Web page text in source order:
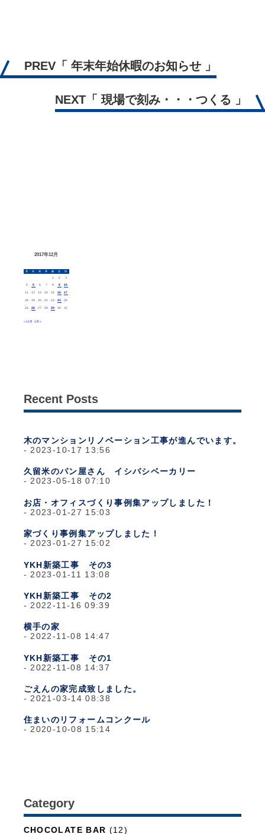
PREV「 年末年始休暇のお知らせ 」
NEXT 「 現場で刻み・・・つくる 」
2017年12月
月 火 水 木 金 土 日
1 2
3
4
5 6 7 8 9 10
11 12 13 14 15 16 17
18 19 20 21 22 23 24
25 26 27 28 29 30 31
« 11月 1月 »
Recent Posts
木のマンションリノベーション工事が進んでいます。
2023-10-17 13:56
久留米のパン屋さん イシバシベーカリー
2023-05-18 07:10
お店・オフィスづくり事例集アップしました！
2023-01-27 15:03
家づくり事例集アップしました！
2023-01-27 15:02
YKH新築工事 その3
2023-01-11 13:08
YKH新築工事 その2
2022-11-16 09:39
横手の家
2022-11-08 14:47
YKH新築工事 その1
2022-11-08 14:37
ごえんの家完成致しました。
2021-03-14 08:38
住まいのリフォームコンクール
2020-10-08 15:14
Category
CHOCOLATE BAR (12)